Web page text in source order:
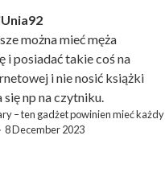
można mieć męża
i posiadać takie coś na
i nie nosić książki
np na czytniku.
– ten gadżet powinien mieć każdy
· 8 December 2023